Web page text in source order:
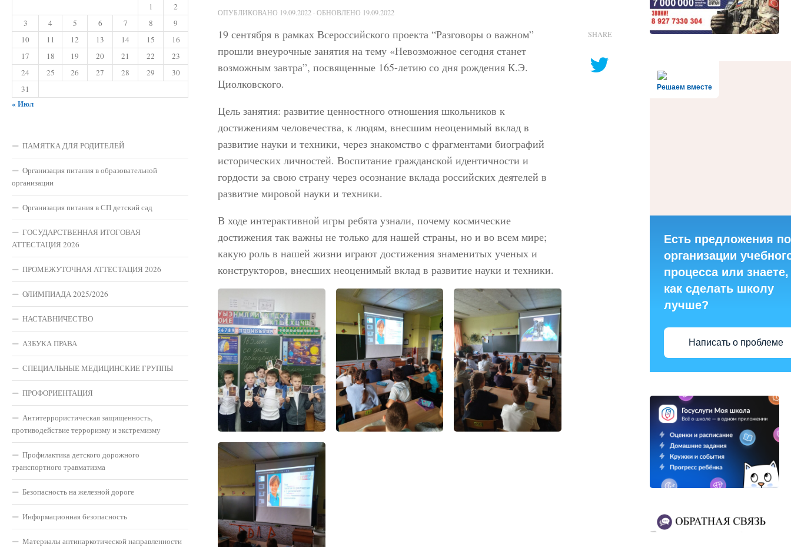
ОПУБЛИКОВАНО 19.09.2022 · ОБНОВЛЕНО 19.09.2022
19 сентября в рамках Всероссийского проекта “Разговоры о важном”
прошли внеурочные занятия на тему «Невозможное сегодня станет
возможным завтра”, посвященные 165-летию со дня рождения К.Э.
Циолковского.
Цель занятия: развитие ценностного отношения школьников к
достижениям человечества, к людям, внесшим неоценимый вклад в
развитие науки и техники, через знакомство с фрагментами биографий
исторических личностей. Воспитание гражданской идентичности и
гордости за свою страну через осознание вклада российских деятелей в
развитие мировой науки и техники.
В ходе интерактивной игры ребята узнали, почему космические
достижения так важны не только для нашей страны, но и во всем мире;
какую роль в нашей жизни играют достижения знаменитых ученых и
конструкторов, внесших неоценимый вклад в развитие науки и техники.
SHARE
1
2
3
4 5 6 7 8
9
10
11 12 13 14 15
16
17
18 19 20 21 22
23
24
25 26 27 28 29
30
31
« Июл
ПАМЯТКА ДЛЯ РОДИТЕЛЕЙ
Организация питания в образовательной
организации
Организация питания в СП детский сад
ГОСУДАРСТВЕННАЯ ИТОГОВАЯ
АТТЕСТАЦИЯ 2026
ПРОМЕЖУТОЧНАЯ АТТЕСТАЦИЯ 2026
ОЛИМПИАДА 2025/2026
НАСТАВНИЧЕСТВО
АЗБУКА ПРАВА
СПЕЦИАЛЬНЫЕ МЕДИЦИНСКИЕ ГРУППЫ
ПРОФОРИЕНТАЦИЯ
Антитеррористическая защищенность,
противодействие терроризму и экстремизму
Профилактика детского дорожного
транспортного травматизма
Безопасность на железной дороге
Информационная безопасность
Материалы антинаркотической направленности
Решаем вместе
Есть предложения по
организации
процесса или знаете,
как сделать школу
лучше?
Написать о проблеме